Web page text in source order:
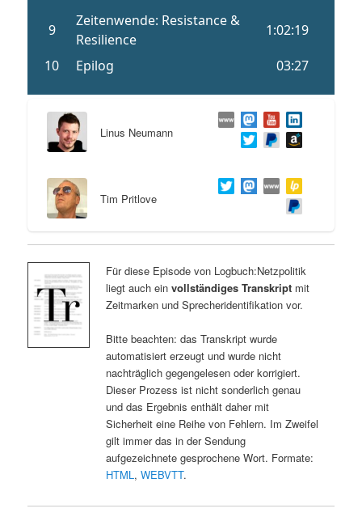
Linus Neumann
Tim Pritlove
Für diese Episode von Logbuch:Netzpolitik
liegt auch ein vollständiges Transkriptmit
Zeitmarken und Sprecheridentifikation vor.
Bitte beachten: das Transkript wurde
automatisiert erzeugt und wurde nicht
nachträglich gegengelesen oder korrigiert.
Dieser Prozess ist nicht sonderlich genau
und das Ergebnis enthält daher mit
Sicherheit eine Reihe von Fehlern. Im Zweifel
gilt immer das in der Sendung
aufgezeichnete gesprochene Wort. Formate:
HTML, WEBVTT.